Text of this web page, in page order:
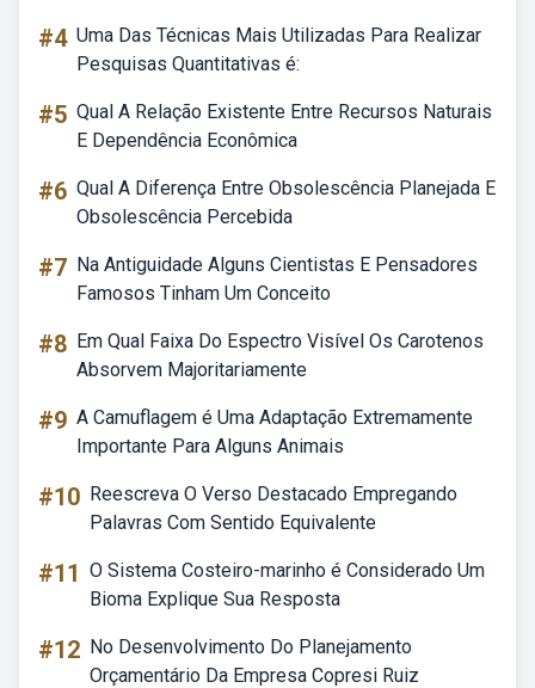
#4 Uma Das Técnicas Mais Utilizadas Para Realizar
Pesquisas Quantitativas é:
#5 Qual A Relação Existente Entre Recursos Naturais
E Dependência Econômica
#6 Qual A Diferença Entre Obsolescência Planejada E
Obsolescência Percebida
#7 Na Antiguidade Alguns Cientistas E Pensadores
Famosos Tinham Um Conceito
#8 Em Qual Faixa Do Espectro Visível Os Carotenos
Absorvem Majoritariamente
#9 A Camuflagem é Uma Adaptação Extremamente
Importante Para Alguns Animais
#10 Reescreva O Verso Destacado Empregando
Palavras Com Sentido Equivalente
#11 O Sistema Costeiro-marinho é Considerado Um
Bioma Explique Sua Resposta
#12 No Desenvolvimento Do Planejamento
Orçamentário Da Empresa Copresi Ruiz